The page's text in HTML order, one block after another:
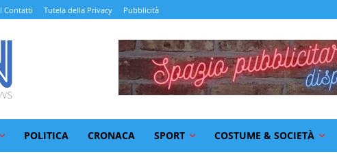
I Contatti Tutela della Privacy Pubblicità
POLITICA CRONACA SPORT COSTUME & SOCIETÀ